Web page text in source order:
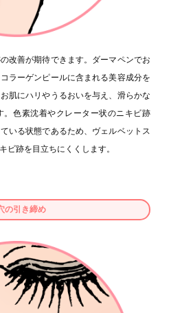
改善が期待できます。ダーマペンでお
ラーゲンピールに含まれる美容成分を
肌にハリやうるおいを与え、滑らかな
。色素沈着やクレーター状のニキビ跡
いる状態であるため、ヴェルベットス
ビ跡を目立ちにくくします。
の引き締め